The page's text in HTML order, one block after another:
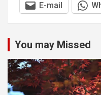
E-mail
You may Missed